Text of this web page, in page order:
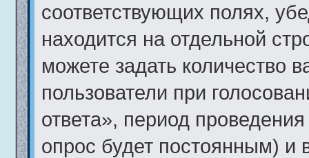
соответствующих полях,
находится на отдельной
можете задать количество
пользователи при
ответа», период
опрос будет постоянным) и